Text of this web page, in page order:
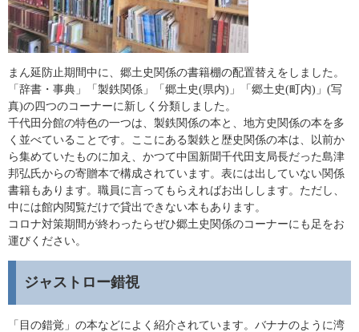
まん延防止期間中に、郷土史関係の書籍棚の配置替えをしました。
「辞書・事典」「製鉄関係」「郷土史(県内)」「郷土史(町内)」(写
真)の四つのコーナーに新しく分類しました。
千代田分館の特色の一つは、製鉄関係の本と、地方史関係の本を多
く並べていることです。ここにある製鉄と歴史関係の本は、以前か
ら集めていたものに加え、かつて中国新聞千代田支局長だった島津
邦弘氏からの寄贈本で構成されています。表には出していない関係
書籍もあります。職員に言ってもらえればお出しします。ただし、
中には館内閲覧だけで貸出できない本もあります。
コロナ対策期間が終わったらぜひ郷土史関係のコーナーにも足をお
運びください。
ジャストロー錯視
「目の錯覚」の本などによく紹介されています。バナナのように湾